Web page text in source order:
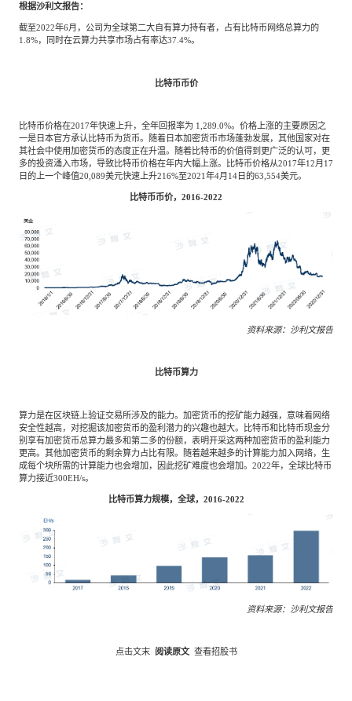
根据沙利文报告：
截至2022年6月，公司为全球第二大自有算力持有者，占有比特币网络总算力的
1.8%，同时在云算力共享市场占有率达37.4%。
比特币币价
比特币价格在2017年快速上升，全年回报率为 1,289.0%。价格上涨的主要原因之
一是日本官方承认比特币为货币。随着日本加密货币市场蓬勃发展，其他国家对在
其社会中使用加密货币的态度正在升温。随着比特币的价值得到更广泛的认可，更
多的投资涌入市场，导致比特币价格在年内大幅上涨。比特币价格从2017年12月17
日的上一个峰值20,089美元快速上升216%至2021年4月14日的63,554美元。
比特币币价，2016-2022
资料来源：沙利文报告
比特币算力
算力是在区块链上验证交易所涉及的能力。加密货币的挖矿能力越强，意味着网络
安全性越高，对挖掘该加密货币的盈利潜力的兴趣也越大。比特币和比特币现金分
别享有加密货币总算力最多和第二多的份额，表明开采这两种加密货币的盈利能力
更高。其他加密货币的剩余算力占比有限。随着越来越多的计算能力加入网络，生
成每个块所需的计算能力也会增加，因此挖矿难度也会增加。2022年，全球比特币
算力接近300EH/s。
比特币算力规模，全球，2016-2022
资料来源：沙利文报告
点击文末 阅读原文 查看招股书